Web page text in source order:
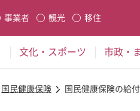
事業者 観光 移住
文化・スポーツ 市政・
国民健康保険 国民健康保険の給付